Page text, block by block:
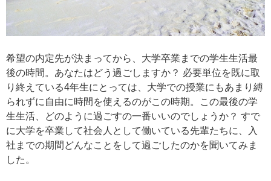
希望の内定先が決まってから、大学卒業までの学生生活最
後の時間。あなたはどう過ごしますか？ 必要単位を既に取
り終えている4年生にとっては、大学での授業にもあまり縛
られずに自由に時間を使えるのがこの時期。この最後の学
生生活、どのように過ごすの一番いいのでしょうか？ すで
に大学を卒業して社会人として働いている先輩たちに、入
社までの期間どんなことをして過ごしたのかを聞いてみま
した。